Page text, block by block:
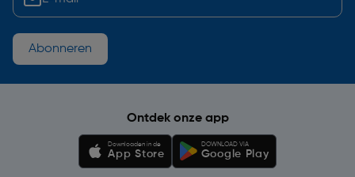
Abonneren
Ontdek onze app
Downloaden in de
App Store
DOWNLOAD VIA
Google Play